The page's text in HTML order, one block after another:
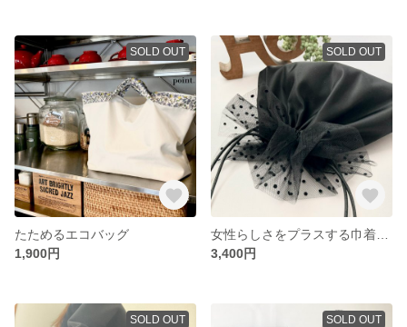
SOLD OUT
たためるエコバッグ
1,900円
SOLD OUT
3,400円
SOLD OUT SOLD OUT